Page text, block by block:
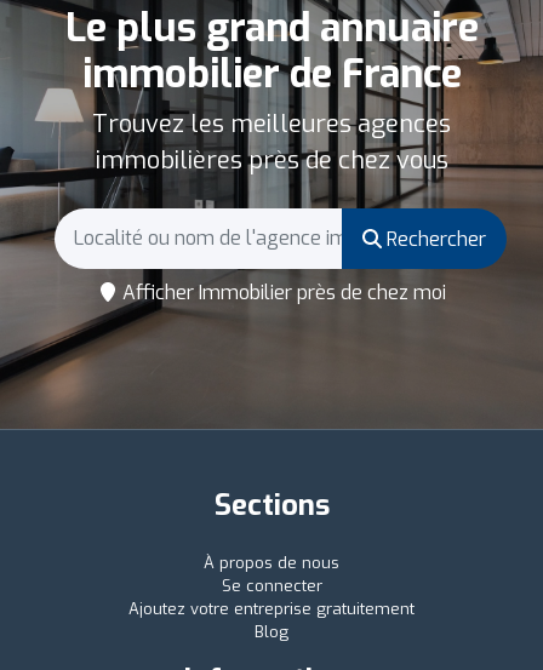
Le plus grand annuaire
immobilier de France
Trouvez les meilleures agences
immobilières près de chez vous
Rechercher
Afficher Immobilier près de chez moi
Sections
À propos de nous
Se connecter
Ajoutez votre entreprise gratuitement
Blog